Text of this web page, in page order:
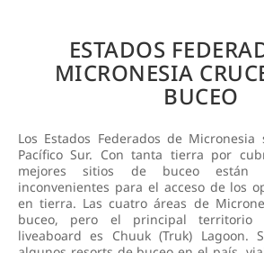
ESTADOS
MICRONESIA
BUCEO
Los Estados Federados de
Pacífico Sur. Con tanta tierra por
mejores sitios de buceo están
inconvenientes para el acceso de los
en tierra. Las cuatro áreas de
buceo, pero el principal
liveaboard es Chuuk (Truk) Lagoon.